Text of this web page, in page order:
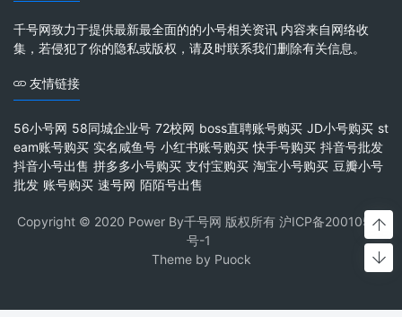
千号网致力于提供最新最全面的的小号相关资讯 内容来自网络收
集，若侵犯了你的隐私或版权，请及时联系我们删除有关信息。
友情链接
56小号网 58同城企业号 72校网 boss直聘账号购买 JD小号购买 st
eam账号购买 实名咸鱼号 小红书账号购买 快手号购买 抖音号批发
抖音小号出售 拼多多小号购买 支付宝购买 淘宝小号购买 豆瓣小号
批发 账号购买 速号网 陌陌号出售
Copyright © 2020 Power By千号网 版权所有 沪ICP备20010537
号-1
Theme by Puock